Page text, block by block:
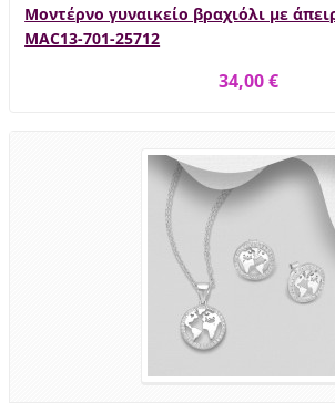
Μοντέρνο γυναικείο βραχιόλι με
MAC13-701-25712
34,00 €